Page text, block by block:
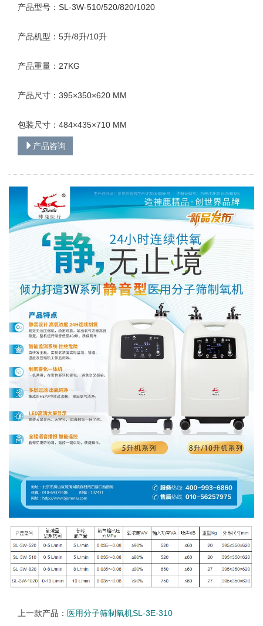
产品型号：SL-3W-510/520/820/1020
产品机型：5升/8升/10升
产品重量：27KG
产品尺寸：395×350×620 MM
包装尺寸：484×435×710 MM
产品咨询
上一款产品： 医用分子筛制氧机SL-3E-310